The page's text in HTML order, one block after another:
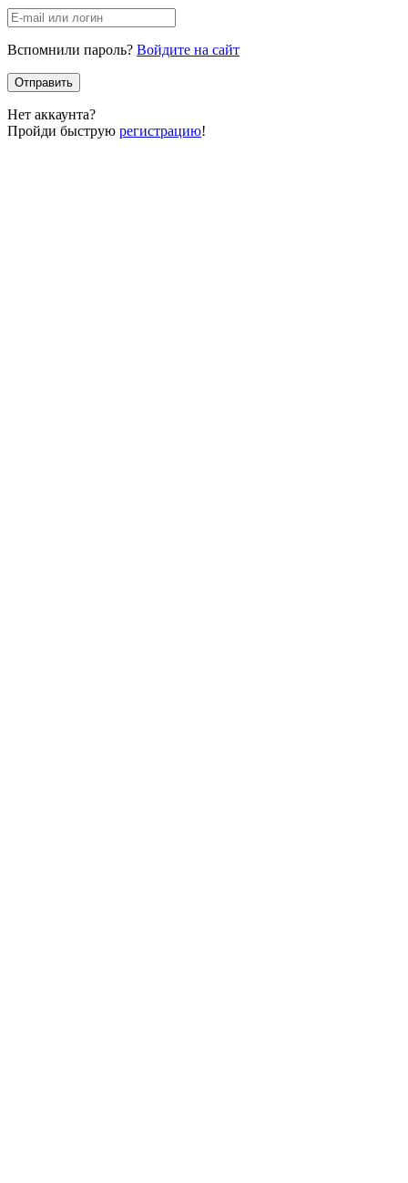
Вспомнили пароль? Войдите на сайт
Отправить
Нет аккаунта?
Пройди быструю регистрацию!